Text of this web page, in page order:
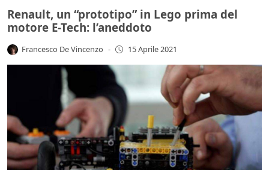
Renault, un “prototipo” in Lego prima del
motore E-Tech: l’aneddoto
Francesco De Vincenzo - 15 Aprile 2021